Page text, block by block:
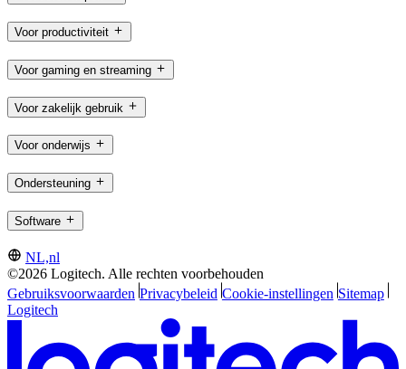
Voor productiviteit
Voor gaming en streaming
Voor zakelijk gebruik
Voor onderwijs
Ondersteuning
Software
NL,nl
©2026 Logitech. Alle rechten voorbehouden
Gebruiksvoorwaarden Privacybeleid Cookie-instellingen Sitemap
Logitech